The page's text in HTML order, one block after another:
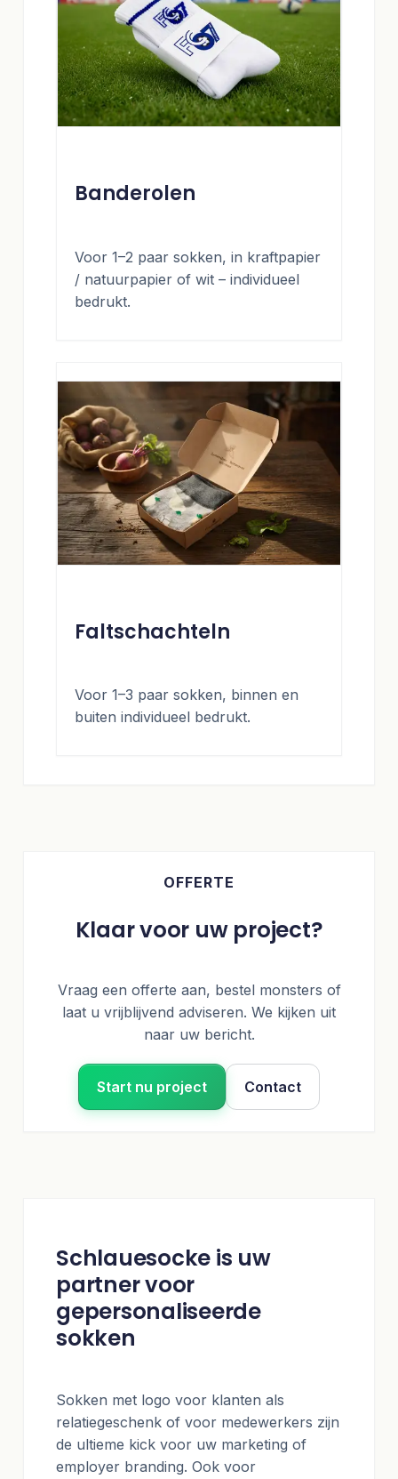
Banderolen
Voor 1–2 paar sokken, in kraftpapier
/ natuurpapier of wit – individueel
bedrukt.
Faltschachteln
Voor 1–3 paar sokken, binnen en
buiten individueel bedrukt.
OFFERTE
Klaar voor uw project?
Vraag een offerte aan, bestel monsters of
laat u vrijblijvend adviseren. We kijken uit
naar uw bericht.
Start nu project Contact
Schlauesocke is uw
partner voor
gepersonaliseerde
sokken
Sokken met logo voor klanten als
relatiegeschenk of voor medewerkers zijn
de ultieme kick voor uw marketing of
employer branding. Ook voor